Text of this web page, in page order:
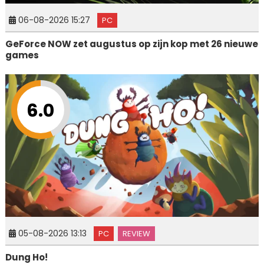
06-08-2026 15:27 PC
GeForce NOW zet augustus op zijn kop met 26 nieuwe
games
6.0
05-08-2026 13:13 PC REVIEW
Dung Ho!